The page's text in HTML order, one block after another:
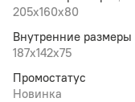
205x160x80
Внутренние размеры
187x142x75
Промостатус
Новинка